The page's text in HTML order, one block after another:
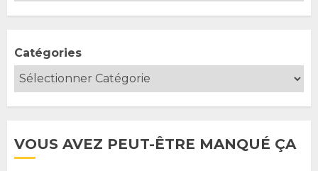
Catégories
VOUS AVEZ PEUT-ÊTRE MANQUÉ ÇA